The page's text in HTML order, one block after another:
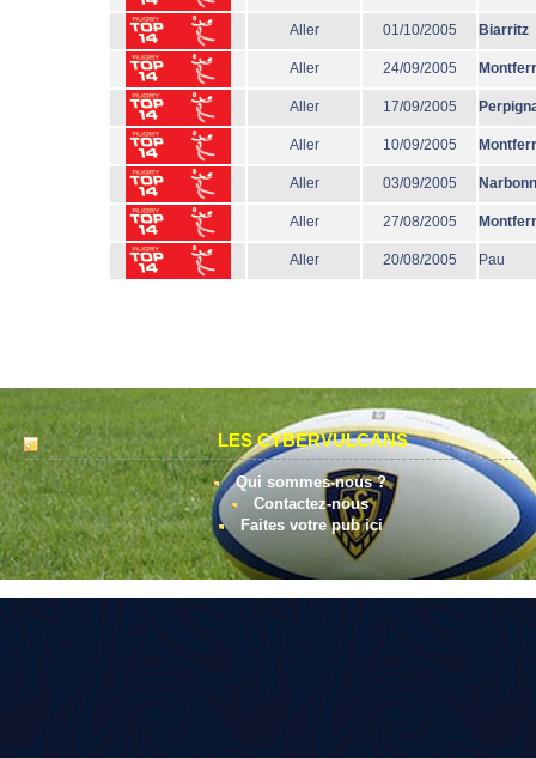
Aller 01/10/2005 Biarritz
Aller 24/09/2005
Aller 17/09/2005
Aller 10/09/2005
Aller 03/09/2005
Aller 27/08/2005
Aller 20/08/2005 Pau
LES CYBERVULCANS
Qui sommes-nous ?
Contactez-nous
Faites votre pub ici